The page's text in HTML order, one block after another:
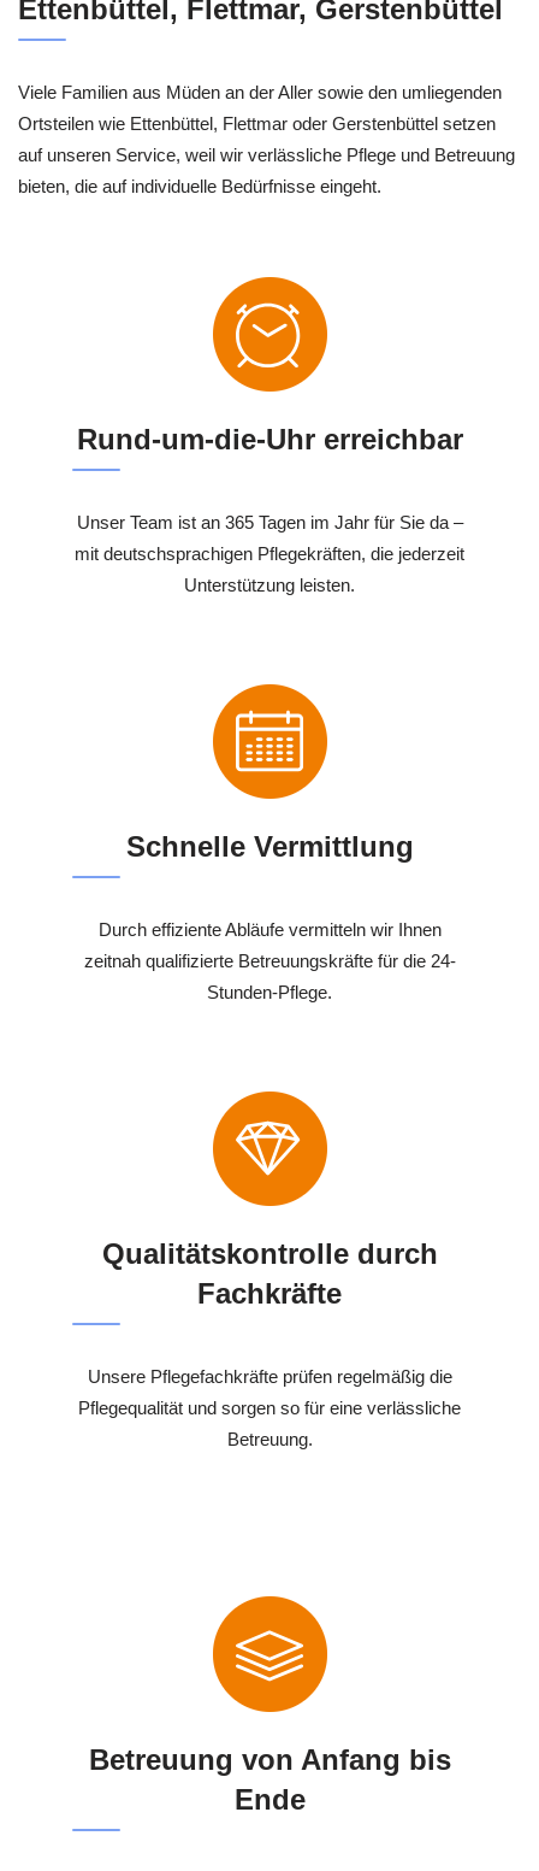
Ettenbüttel, Flettmar, Gerstenbüttel
Viele Familien aus Müden an der Aller sowie den umliegenden
Ortsteilen wie Ettenbüttel, Flettmar oder Gerstenbüttel setzen
auf unseren Service, weil wir verlässliche Pflege und Betreuung
bieten, die auf individuelle Bedürfnisse eingeht.
Rund-um-die-Uhr erreichbar
Unser Team ist an 365 Tagen im Jahr für Sie da –
mit deutschsprachigen Pflegekräften, die jederzeit
Unterstützung leisten.
Schnelle Vermittlung
Durch effiziente Abläufe vermitteln wir Ihnen
zeitnah qualifizierte Betreuungskräfte für die 24-
Stunden-Pflege.
Qualitätskontrolle durch
Fachkräfte
Unsere Pflegefachkräfte prüfen regelmäßig die
Pflegequalität und sorgen so für eine verlässliche
Betreuung.
Betreuung von Anfang bis
Ende